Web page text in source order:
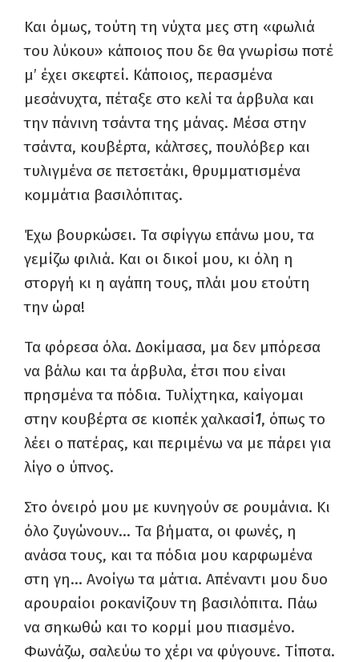
Και όμως, τούτη τη νύχτα μες στη «φωλιά
του λύκου» κάποιος που δε θα γνωρίσω ποτέ
μ’ έχει σκεφτεί. Κάποιος, περασμένα
μεσάνυχτα, πέταξε στο κελί τα άρβυλα και
την πάνινη τσάντα της μάνας. Μέσα στην
τσάντα, κουβέρτα, κάλτσες, πουλόβερ και
τυλιγμένα σε πετσετάκι, θρυμματισμένα
κομμάτια βασιλόπιτας.
Έχω βουρκώσει. Τα σφίγγω επάνω μου, τα
γεμίζω φιλιά. Και οι δικοί μου, κι όλη η
στοργή κι η αγάπη τους, πλάι μου ετούτη
την ώρα!
Τα φόρεσα όλα. Δοκίμασα, μα δεν μπόρεσα
να βάλω και τα άρβυλα, έτσι που είναι
πρησμένα τα πόδια. Τυλίχτηκα, καίγομαι
στην κουβέρτα σε κιοπέκ χαλκασί1, όπως το
λέει ο πατέρας, και περιμένω να με πάρει για
λίγο ο ύπνος.
Στο όνειρό μου με κυνηγούν σε ρουμάνια. Κι
όλο ζυγώνουν… Τα βήματα, οι φωνές, η
ανάσα τους, και τα πόδια μου καρφωμένα
στη γη… Ανοίγω τα μάτια. Απέναντι μου δυο
αρουραίοι ροκανίζουν τη βασιλόπιτα. Πάω
να σηκωθώ και το κορμί μου πιασμένο.
Φωνάζω, σαλεύω το χέρι να φύγουνε. Τίποτα.